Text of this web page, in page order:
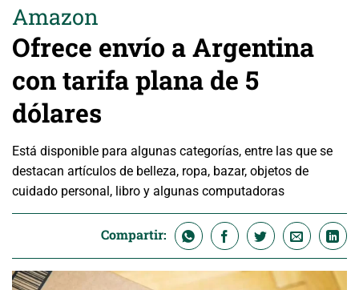
Amazon
Ofrece envío a Argentina
con tarifa plana de 5
dólares
Está disponible para algunas categorías, entre las que se
destacan artículos de belleza, ropa, bazar, objetos de
cuidado personal, libro y algunas computadoras
Compartir: